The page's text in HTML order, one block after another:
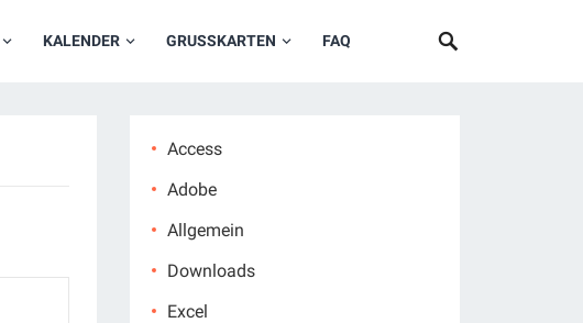
KALENDER GRUSSKARTEN FAQ
Access
Adobe
Allgemein
Downloads
Excel